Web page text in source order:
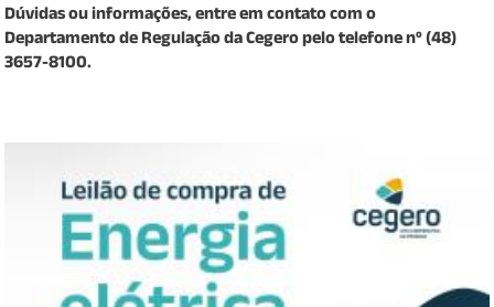
Dúvidas ou informações, entre em contato com o
Departamento de Regulação da Cegero pelo telefone nº (48)
3657-8100.